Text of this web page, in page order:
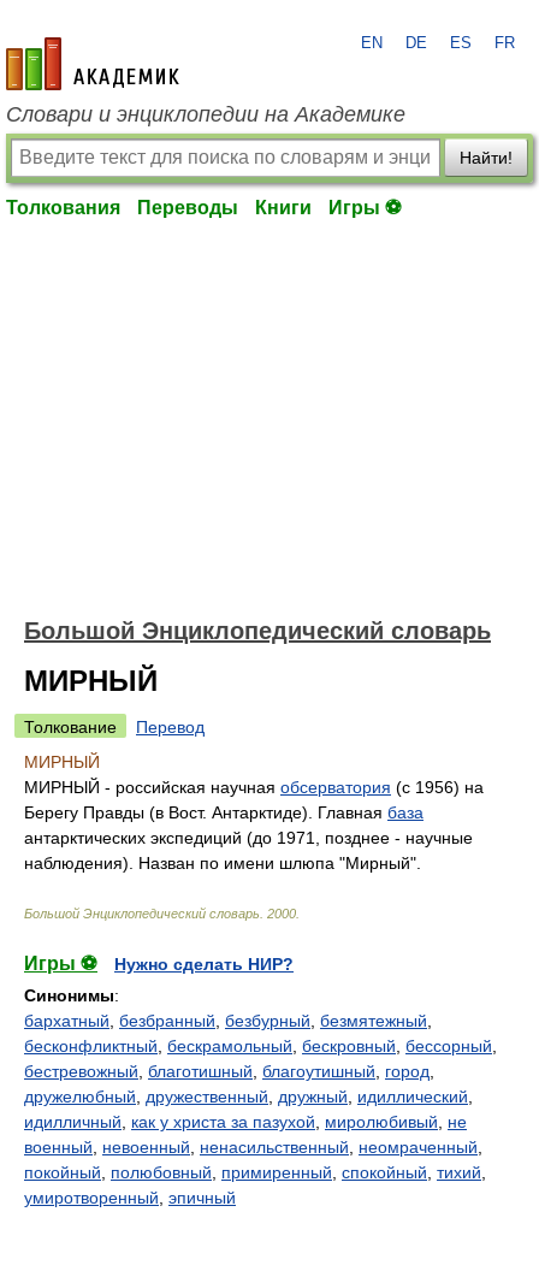
academic.ru
EN DE ES FR
Словари и энциклопедии на Академике
Найти!
Толкования Переводы Книги Игры ⚽
Большой Энциклопедический словарь
МИРНЫЙ
Толкование
Перевод
МИРНЫЙ
МИРНЫЙ - российская научная обсерватория (с 1956) на
Берегу Правды (в Вост. Антарктиде). Главная база
антарктических экспедиций (до 1971, позднее - научные
наблюдения). Назван по имени шлюпа "Мирный".
Большой Энциклопедический словарь 2000
Игры ⚽
Нужно сделать НИР?
Синонимы:
бархатный безбранный безбурный безмятежный
бесконфликтный бескрамольный бескровный бессорный
бестревожный благотишный благоутишный город
дружелюбный
дружественный дружный идиллический
идилличный
как у христа за пазухой миролюбивый
не
военный
невоенный ненасильственный неомраченный
покойный
полюбовный примиренный спокойный тихий
умиротворенный эпичный